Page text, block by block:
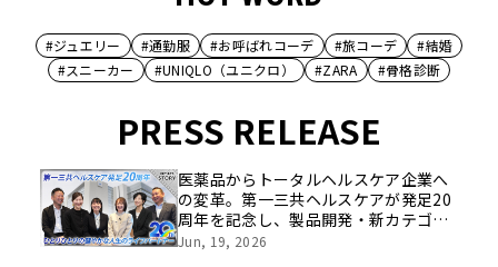
#ジュエリー #通勤服 #お呼ばれコーデ #旅コーデ
#結婚
#スニーカー
#UNIQLO（ユニクロ） #ZARA #骨格診断
PRESS RELEASE
医薬品からトータルヘルスケア企業へ
の変革。第一三共ヘルスケアが発足20
周年を記念し、製品開発・新カテゴリ
挑戦の舞台や旧社統合時のエピソード
Jun, 19, 2026